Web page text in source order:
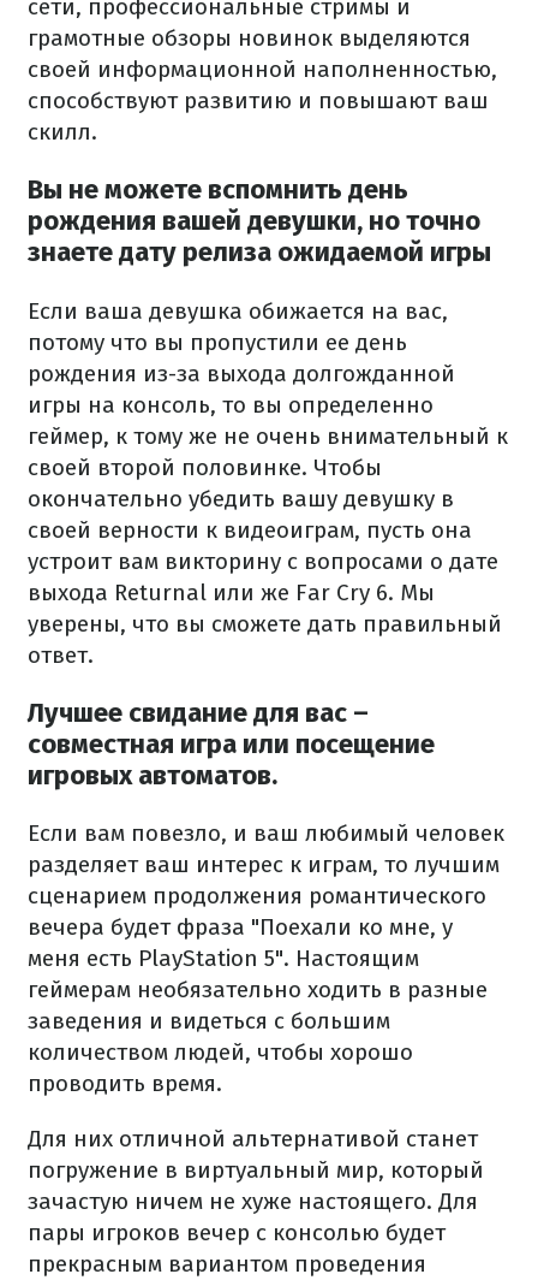
сети, профессиональные стримы и
грамотные обзоры новинок выделяются
своей информационной наполненностью,
способствуют развитию и повышают ваш
скилл.
Вы не можете вспомнить день
рождения вашей девушки, но точно
знаете дату релиза ожидаемой игры
Если ваша девушка обижается на вас,
потому что вы пропустили ее день
рождения из-за выхода долгожданной
игры на консоль, то вы определенно
геймер, к тому же не очень внимательный к
своей второй половинке. Чтобы
окончательно убедить вашу девушку в
своей верности к видеоиграм, пусть она
устроит вам викторину с вопросами о дате
выхода Returnal или же Far Cry 6. Мы
уверены, что вы сможете дать правильный
ответ.
Лучшее свидание для вас –
совместная игра или посещение
игровых автоматов.
Если вам повезло, и ваш любимый человек
разделяет ваш интерес к играм, то лучшим
сценарием продолжения романтического
вечера будет фраза "Поехали ко мне, у
меня есть PlayStation 5". Настоящим
геймерам необязательно ходить в разные
заведения и видеться с большим
количеством людей, чтобы хорошо
проводить время.
Для них отличной альтернативой станет
погружение в виртуальный мир, который
зачастую ничем не хуже настоящего. Для
пары игроков вечер с консолью будет
прекрасным вариантом проведения